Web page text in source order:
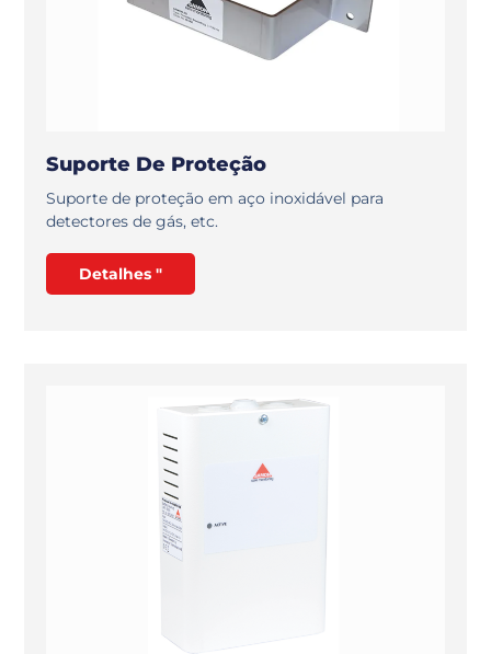
Suporte De Proteção
Suporte de proteção em aço inoxidável para
detectores de gás, etc.
Detalhes "